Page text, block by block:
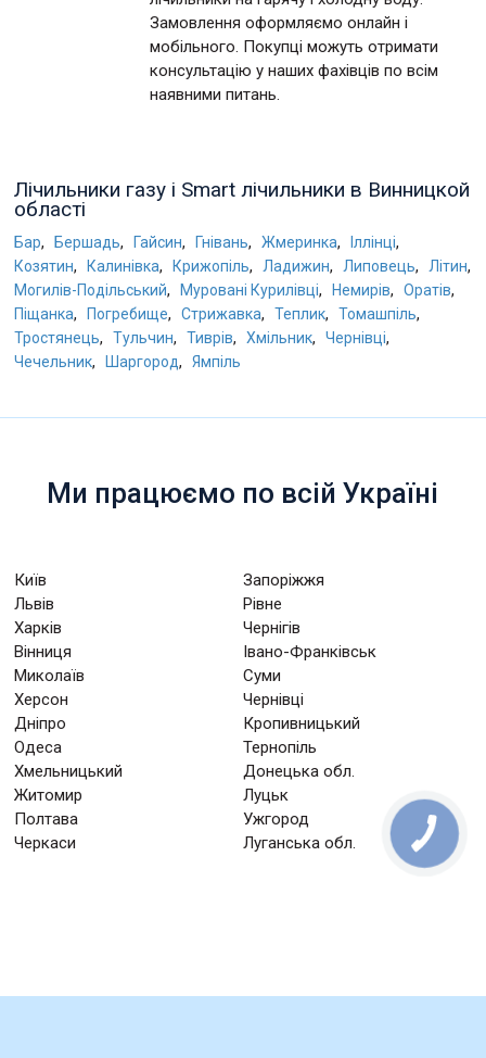
Замовлення оформляємо онлайн і
мобільного. Покупці можуть отримати
консультацію у наших фахівців по всім
наявними питань.
Лічильники газу і Smart лічильники в Винницкой
області
Бар, Бершадь, Гайсин, Гнівань, Жмеринка, Іллінці,
Козятин, Калинівка, Крижопіль, Ладижин, Липовець, Літин,
Могилів-Подільський, Муровані Курилівці, Немирів, Оратів,
Піщанка, Погребище, Стрижавка, Теплик, Томашпіль,
Тростянець, Тульчин, Тиврів, Хмільник, Чернівці,
Чечельник, Шаргород, Ямпіль
Ми працюємо по всій Україні
Київ
Запоріжжя
Львів
Рівне
Харків
Чернігів
Вінниця
Івано-Франківськ
Миколаїв
Суми
Херсон
Чернівці
Дніпро
Кропивницький
Одеса
Тернопіль
Хмельницький
Донецька обл.
Житомир
Луцьк
Полтава
Ужгород
Черкаси
Луганська обл.